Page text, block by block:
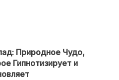
Природное Чудо,
Гипнотизирует и